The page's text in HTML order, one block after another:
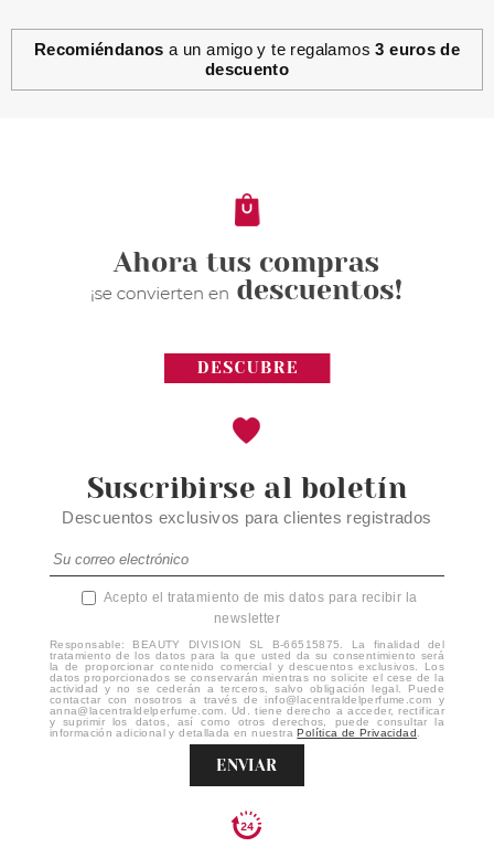
HASK
2.85€
Recomiéndanos a un amigo y te regalamos3 euros de
descuento
Suscribirse al boletín
Descuentos exclusivos para clientes registrados
Acepto el tratamiento de mis datos para recibir la
newsletter
Responsable: BEAUTY DIVISION SL B-66515875. La finalidad del
tratamiento de los datos para la que usted da su consentimiento será
la de proporcionar contenido comercial y descuentos exclusivos. Los
datos proporcionados se conservarán mientras no solicite el cese de la
actividad y no se cederán a terceros, salvo obligación legal. Puede
contactar con nosotros a través de info@lacentraldelperfume.com y
anna@lacentraldelperfume.com. Ud. tiene derecho a acceder, rectificar
y suprimir los datos, así como otros derechos, puede consultar la
información adicional y detallada en nuestraPolítica de Privacidad
ENVIAR